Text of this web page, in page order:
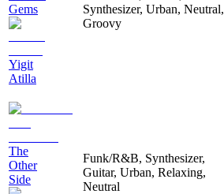
Gems
Yigit
Atilla
Synthesizer, Urban, Neutral,
Groovy
The
Other
Side
Funk/R&B, Synthesizer,
Guitar, Urban, Relaxing,
Neutral